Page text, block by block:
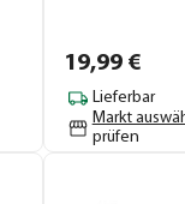
19,99€
Lieferbar
Markt
prüfen